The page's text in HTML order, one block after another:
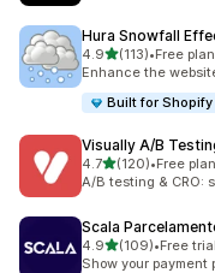
Hura Snowfall
4.9별 5개 중
(113)
총 리뷰 113개
•Free
Enhance the
Built for Shopify
Visually A/B
4.7별 5개 중
(120)
총 리뷰 120개
•Free
A/B testing & CRO:
Scala
4.9별 5개 중
(109)
총 리뷰 109개
•Free
Show your payment